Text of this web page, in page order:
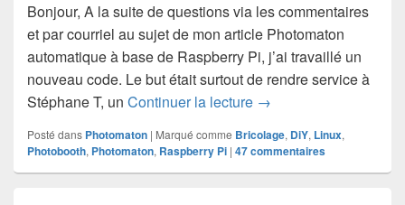
Bonjour, A la suite de questions via les commentaires
et par courriel au sujet de mon article Photomaton
automatique à base de Raspberry Pi, j’ai travaillé un
nouveau code. Le but était surtout de rendre service à
Stéphane T, un Continuer la lecture Photomaton à base
→
Posté dans Photomaton | Marqué comme Bricolage, DiY, Linux,
Photobooth, Photomaton, Raspberry Pi | 47commentaires